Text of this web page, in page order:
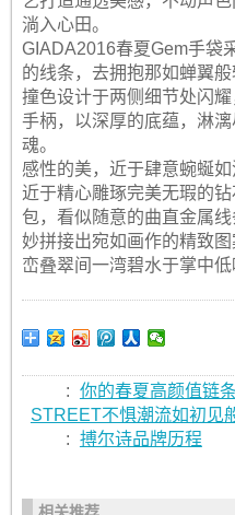
淌入心田。
GIADA2016春夏Gem手袋
的线条，去拥抱那如蝉翼
撞色设计于两侧细节处闪
手柄，以深厚的底蕴，淋
魂。
感性的美，近于肆意蜿蜒
近于精心雕琢完美无瑕的
包，看似随意的曲直金属
妙拼接出宛如画作的精致
峦叠翠间一湾碧水于掌中低
: 你的春夏高颜值链
STREET不惧潮流如初见
: 搏尔诗品牌历程